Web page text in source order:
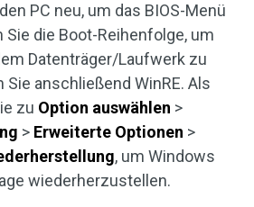
PC neu, um das BIOS-Menü
die Boot-Reihenfolge, um
Datenträger/Laufwerk zu
anschließend WinRE. Als
zu Option auswählen >
> Erweiterte Optionen >
, um Windows
wiederherzustellen.